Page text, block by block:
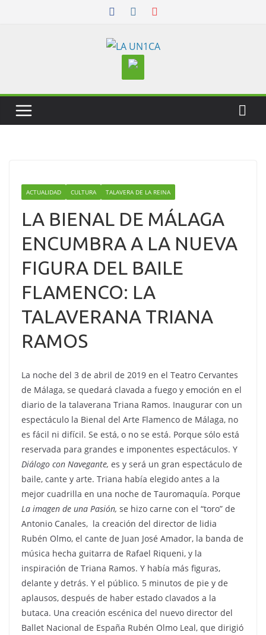
ACTUALIDAD CULTURA TALAVERA DE LA REINA
LA BIENAL DE MÁLAGA
ENCUMBRA A LA NUEVA
FIGURA DEL BAILE
FLAMENCO: LA
TALAVERANA TRIANA
RAMOS
La noche del 3 de abril de 2019 en el Teatro Cervantes
de Málaga, se quedará clavada a fuego y emoción en el
diario de la talaverana Triana Ramos. Inaugurar con un
espectáculo la Bienal del Arte Flamenco de Málaga, no
es fácil ni difícil. Se está, o no se está. Porque sólo está
reservada para grandes e imponentes espectáculos. Y
Diálogo con Navegante, es y será un gran espectáculo de
baile, cante y arte. Triana había elegido antes a la
mejor cuadrilla en una noche de Tauromaquía. Porque
La imagen de una Pasión, se hizo carne con el “toro” de
Antonio Canales, la creación del director de lidia
Rubén Olmo, el cante de Juan José Amador, la banda de
música hecha guitarra de Rafael Riqueni, y la
inspiración de Triana Ramos. Y había más figuras,
delante y detrás. Y el público. 5 minutos de pie y de
aplausos, después de haber estado clavados a la
butaca. Una creación escénica del nuevo director del
Ballet Nacional de España Rubén Olmo Leal, que dirigió